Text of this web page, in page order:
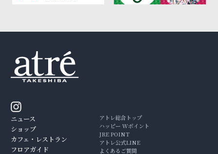
ニュース
ショップ
カフェ・レストラン
フロアガイド
アトレ総合トップ
ハッピー Wポイント
JRE POINT
アトレ公式LINE
よくあるご質問